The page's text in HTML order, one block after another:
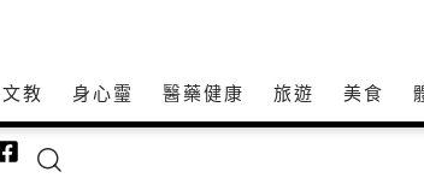
文教 身心𩆜 醫藥健康 旅遊 美食